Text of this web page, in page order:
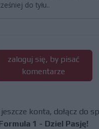
do tyłu..
zaloguj się, by pisać
komentarze
konta, dołącz do
1 - Dziel Pasję!